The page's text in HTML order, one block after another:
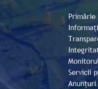
Primărie
Servicii
Anunțuri